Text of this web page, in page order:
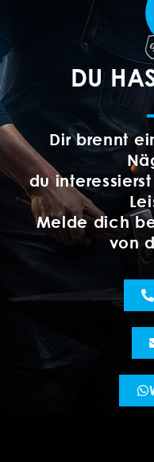
DU
Dir brennt
du
Melde dich
von